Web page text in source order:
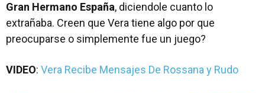
Gran Hermano España, diciendole cuanto lo
extrañaba. Creen que Vera tiene algo por que
preocuparse o simplemente fue un juego?
VIDEO: Vera Recibe Mensajes De Rossana y Rudo